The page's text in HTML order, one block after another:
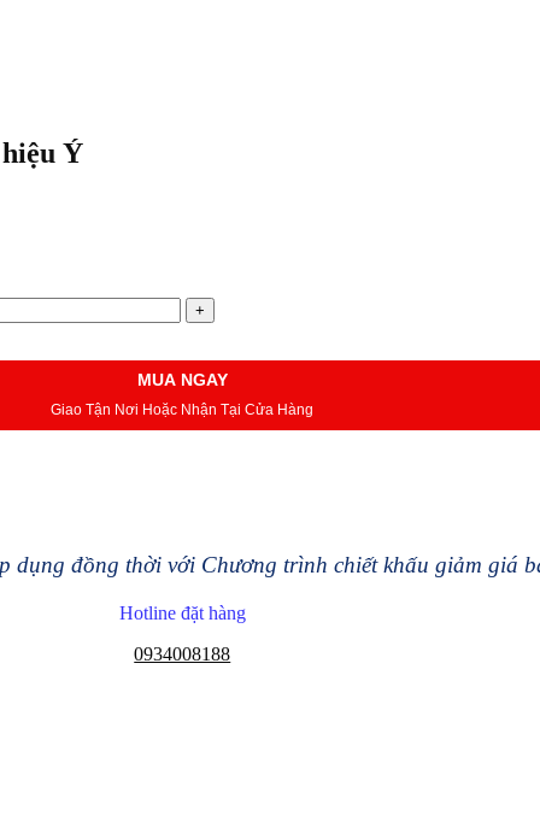
Ý
MUA NGAY
Giao Tận Nơi Hoặc Nhận Tại Cửa Hàng
dụng đồng thời với Chương trình chiết khấu giảm giá
Hotline đặt hàng
0934008188